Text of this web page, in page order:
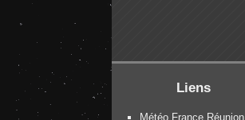
Liens
Météo France Réunion